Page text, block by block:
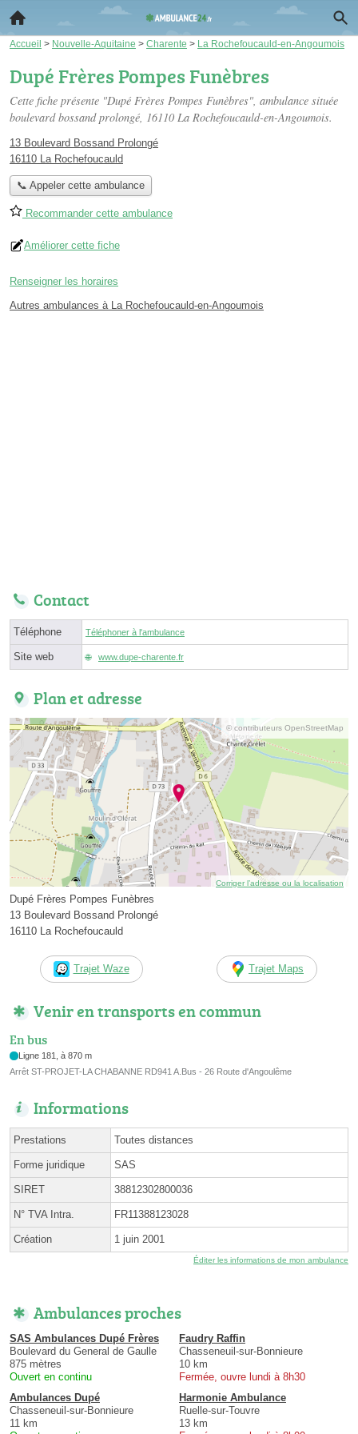
Accueil > Nouvelle-Aquitaine > Charente > La Rochefoucauld-en-Angoumois
Dupé Frères Pompes Funèbres
Cette fiche présente "Dupé Frères Pompes Funèbres", ambulance située
boulevard bossand prolongé, 16110 La Rochefoucauld-en-Angoumois.
13 Boulevard Bossand Prolongé
16110 La Rochefoucauld
📞 Appeler cette ambulance
Recommander cette ambulance
Améliorer cette fiche
Renseigner les horaires
Autres ambulances à La Rochefoucauld-en-Angoumois
Contact
Téléphone Téléphoner à l'ambulance
Site web www.dupe-charente.fr
Plan et adresse
© contributeurs OpenStreetMap
Corriger l’adresse ou la localisation
Dupé Frères Pompes Funèbres
13 Boulevard Bossand Prolongé
16110 La Rochefoucauld
Trajet Waze Trajet Maps
Venir en transports en commun
En bus
Ligne 181, à 870 m
Arrêt ST-PROJET-LA CHABANNE RD941 A.Bus - 26 Route d'Angoulême
Informations
Prestations Toutes distances
Forme juridique SAS
SIRET 38812302800036
N° TVA Intra. FR11388123028
Création 1 juin 2001
Éditer les informations de mon ambulance
Ambulances proches
SAS Ambulances Dupé Frères
Boulevard du General de Gaulle
875 mètres
Ouvert en continu
Faudry Raffin
Chasseneuil-sur-Bonnieure
10 km
Fermée, ouvre lundi à 8h30
Ambulances Dupé
Chasseneuil-sur-Bonnieure
11 km
Harmonie Ambulance
Ruelle-sur-Touvre
13 km